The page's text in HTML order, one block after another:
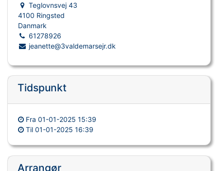
Teglovnsvej 43
4100 Ringsted
Danmark
61278926
jeanette@3valdemarsejr.dk
Tidspunkt
Fra 01-01-2025 15:39
Til 01-01-2025 16:39
Arrangør